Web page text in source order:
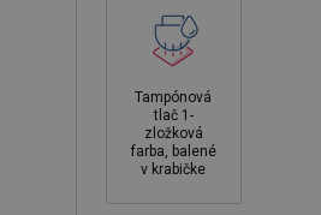
Tampónová
tlač 1-
zložková
farba, balené
v krabičke